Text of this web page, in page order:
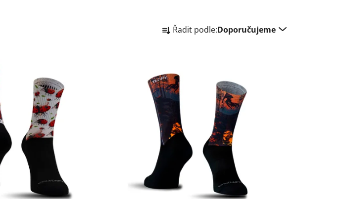
Řazení produktů
Řadit podle:Doporučujeme